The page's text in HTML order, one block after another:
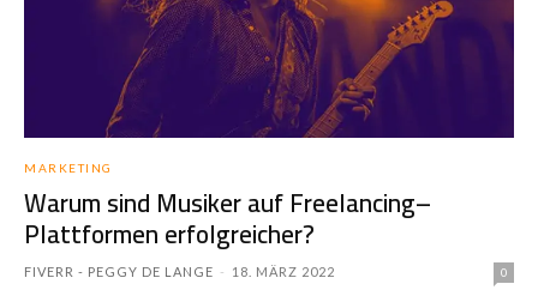
MARKETING
Warum sind Musiker auf Freelancing–
Plattformen erfolgreicher?
FIVERR - PEGGY DE LANGE - 18. MÄRZ 2022 0